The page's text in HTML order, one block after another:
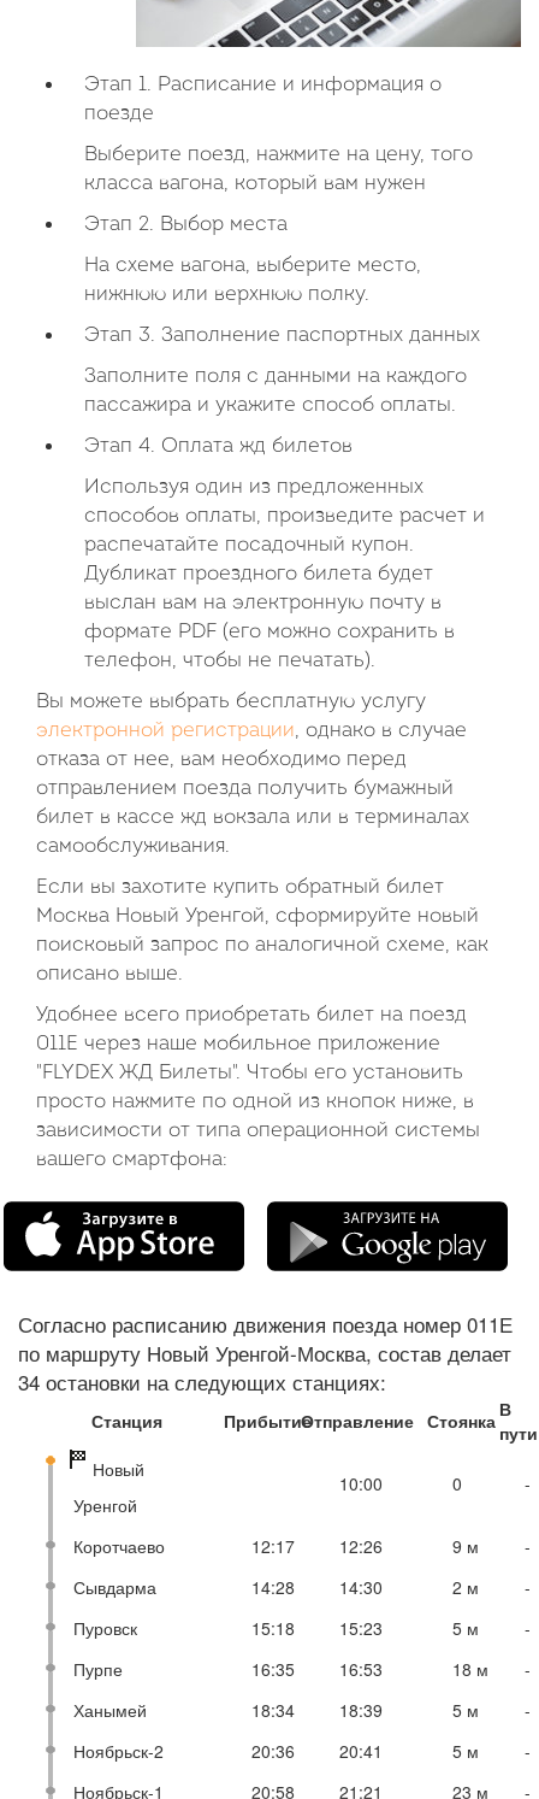
Этап 1. Расписание и информация о
поезде
Выберите поезд, нажмите на цену, того
класса вагона, который вам нужен
Этап 2. Выбор места
На схеме вагона, выберите место,
нижнюю или верхнюю полку.
Этап 3. Заполнение паспортных данных
Заполните поля с данными на каждого
пассажира и укажите способ оплаты.
Этап 4. Оплата жд билетов
Используя один из предложенных
способов оплаты, произведите расчет и
распечатайте посадочный купон.
Дубликат проездного билета будет
выслан вам на электронную почту в
формате PDF (его можно сохранить в
телефон, чтобы не печатать).
Вы можете выбрать бесплатную услугу
электронной регистрации, однако в случае
отказа от нее, вам необходимо перед
отправлением поезда получить бумажный
билет в кассе жд вокзала или в терминалах
самообслуживания.
Если вы захотите купить обратный билет
Москва Новый Уренгой, сформируйте новый
поисковый запрос по аналогичной схеме, как
описано выше.
Удобнее всего приобретать билет на поезд
011Е через наше мобильное приложение
"FLYDEX ЖД Билеты". Чтобы его установить
просто нажмите по одной из кнопок ниже, в
зависимости от типа операционной системы
вашего смартфона:
Согласно расписанию движения поезда номер 011Е
по маршруту Новый Уренгой-Москва, состав делает
34 остановки на следующих станциях:
Станция ПрибытиеОтправление Стоянка В
пути
Новый
Уренгой
10:00 0 -
Коротчаево 12:17 12:26 9 м
-
Сывдарма
14:28 14:30 2 м
-
Пуровск
15:18 15:23 5 м
-
Пурпе
16:35 16:53 18 м
-
Ханымей
18:34 18:39 5 м
-
Ноябрьск-2
20:36 20:41 5 м
-
Ноябрьск-1
20:58 21:21 23 м
-